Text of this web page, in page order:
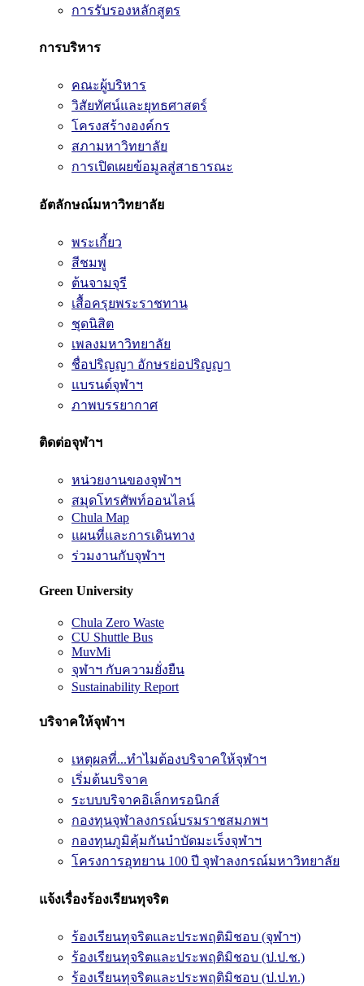
การรับรองหลักสูตร
การบริหาร
คณะผู้บริหาร
วิสัยทัศน์และยุทธศาสตร์
โครงสร้างองค์กร
สภามหาวิทยาลัย
การเปิดเผยข้อมูลสู่สาธารณะ
อัตลักษณ์มหาวิทยาลัย
พระเกี้ยว
สีชมพู
ต้นจามจุรี
เสื้อครุยพระราชทาน
ชุดนิสิต
เพลงมหาวิทยาลัย
ชื่อปริญญา อักษรย่อปริญญา
แบรนด์จุฬาฯ
ภาพบรรยากาศ
ติดต่อจุฬาฯ
หน่วยงานของจุฬาฯ
สมุดโทรศัพท์ออนไลน์
Chula Map
แผนที่และการเดินทาง
ร่วมงานกับจุฬาฯ
Green University
Chula Zero Waste
CU Shuttle Bus
MuvMi
จุฬาฯ กับความยั่งยืน
Sustainability Report
บริจาคให้จุฬาฯ
เหตุผลที่...ทำไมต้องบริจาคให้จุฬาฯ
เริ่มต้นบริจาค
ระบบบริจาคอิเล็กทรอนิกส์
กองทุนจุฬาลงกรณ์บรมราชสมภพฯ
กองทุนภูมิคุ้มกันบำบัดมะเร็งจุฬาฯ
โครงการอุทยาน 100 ปี จุฬาลงกรณ์มหาวิทยาลัย
แจ้งเรื่องร้องเรียนทุจริต
ร้องเรียนทุจริตและประพฤติมิชอบ (จุฬาฯ)
ร้องเรียนทุจริตและประพฤติมิชอบ (ป.ป.ช.)
ร้องเรียนทุจริตและประพฤติมิชอบ (ป.ป.ท.)